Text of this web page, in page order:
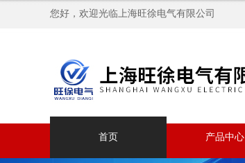
您好，欢迎光临上海旺徐电气有限公司
首页 产品中心